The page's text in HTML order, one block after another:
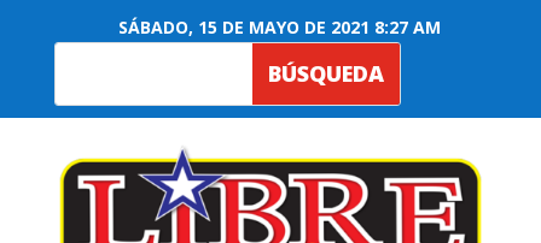
SÁBADO, 15 DE MAYO DE 2021 8:27 AM